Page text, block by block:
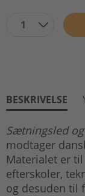
1
BESKRIVELSE
Sætningsled
modtager
Materialet er til
efterskoler,
og desuden til